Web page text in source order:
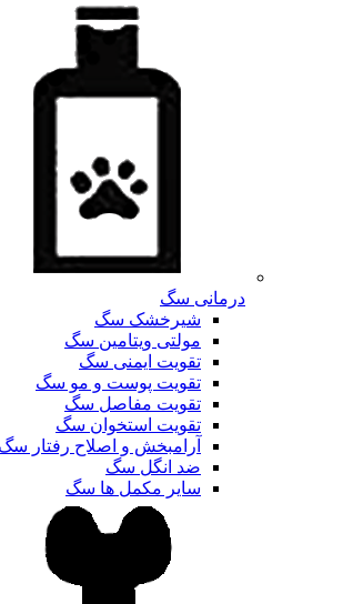
درمانی سگ
شیرخشک سگ
مولتی ویتامین سگ
تقویت ایمنی سگ
تقویت پوست و مو سگ
تقویت مفاصل سگ
تقویت استخوان سگ
آرامبخش و اصلاح رفتار سگ
ضد انگل سگ
سایر مکمل ها سگ